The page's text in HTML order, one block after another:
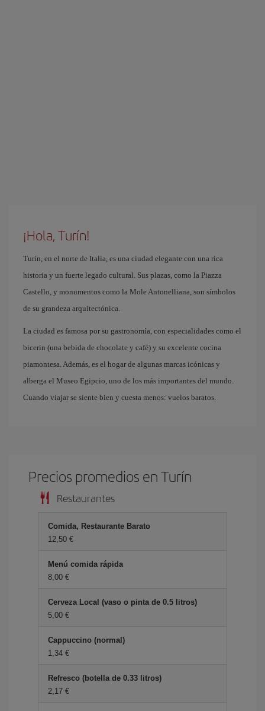
¡Hola, Turín!
Turín, en el norte de Italia, es una ciudad elegante con una rica
historia y un fuerte legado cultural. Sus plazas, como la Piazza
Castello, y monumentos como la Mole Antonelliana, son símbolos
de su grandeza arquitectónica.
La ciudad es famosa por su gastronomía, con especialidades como el
bicerin (una bebida de chocolate y café) y su excelente cocina
piamontesa. Además, es el hogar de algunas marcas icónicas y
alberga el Museo Egipcio, uno de los más importantes del mundo.
Cuando viajar se siente bien y cuesta menos: vuelos baratos.
Precios promedios en Turín
Restaurantes
Comida, Restaurante Barato
12,50 €
Menú comida rápida
8,00 €
Cerveza Local (vaso o pinta de 0.5 litros)
5,00 €
Cappuccino (normal)
1,34 €
Refresco (botella de 0.33 litros)
2,17 €